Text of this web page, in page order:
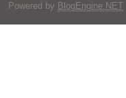
Powered by BlogEngine.NET